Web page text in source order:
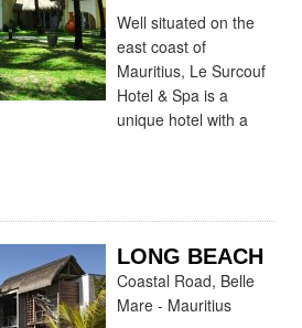
Well situated on the
east coast of
Mauritius, Le Surcouf
Hotel & Spa is a
unique hotel with a
LONG BEACH
Coastal Road, Belle
Mare - Mauritius